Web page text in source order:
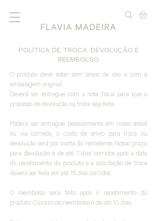
POLÍTICA DE TROCA, DEVOLUÇÃO E
REEMBOLSO
O produto deve estar sem sinais de uso e com a
embalagem original.
Deverá ser entregue com a nota fiscal para que o
processo de devolução ou troca seja feita.
Poderá ser entregue pessoalmente em nosso ateliê
ou via correios, o custo de envio para troca ou
devolução será por conta do remetente. Nosso prazo
para devolução é de até 7 dias corridos após a data
do recebimento do produto e a solicitação de troca
deverá ser feita em até 15 dias corridos.
O reembolso será feito após o recebimento do
produto. O prazo de reembolso é de até 10 dias.